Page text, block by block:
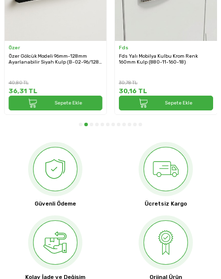
Özer
Özer Gölcük Modeli 96mm-128mm
Ayarlanabilir Siyah Kulp (B-02-96/128-
40,80TL
36,31TL
Sepete Ekle
Fds
Fds Yalı Mobilya Kulbu Krom Renk
160mm Kulp (880-11-160-18)
30,78TL
30,16TL
Sepete Ekle
Güvenli Ödeme Ücretsiz Kargo
Kolay İade ve Değişim Orjinal Ürün